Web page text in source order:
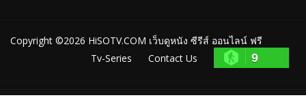
Copyright ©2026 HiSOTV.COM เว็บดูหนัง ซีรีส์ ออนไลน์ ฟรี
Tv-Series
Contact Us 9